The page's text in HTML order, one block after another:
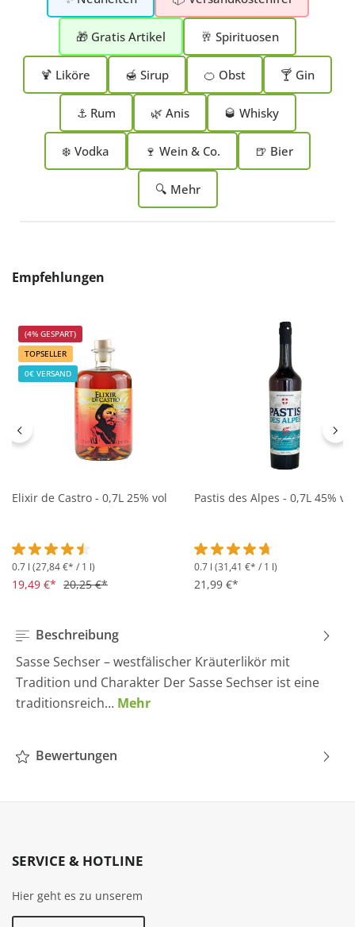
🎁 Gratis Artikel 🥂 Spirituosen
🍹 Liköre 🍯 Sirup 🍊 Obst 🍸 Gin
⚓ Rum 🌿 Anis 🥃 Whisky
❄️ Vodka 🍷 Wein & Co. 🍺 Bier
🔍 Mehr
Produktgalerie überspringen
Empfehlungen
(4% GESPART)
TOPSELLER
0€ VERSAND
Elixir de Castro - 0,7L 25% vol
Durchschnittliche Bewertung von 4.5 von 5 Sternen
0.7 l (27,84 €* / 1 l)
19,49 €* 20,25 €*
Pastis des Alpes - 0,7L 45% vol
Durchschnittliche
0.7 l (31,41 €* / 1 l)
21,99 €*
Beschreibung
Sasse Sechser – westfälischer Kräuterlikör mit
Tradition und Charakter Der Sasse Sechser ist eine
traditionsreich… Mehr
Bewertungen
SERVICE & HOTLINE
Hier geht es zu unserem